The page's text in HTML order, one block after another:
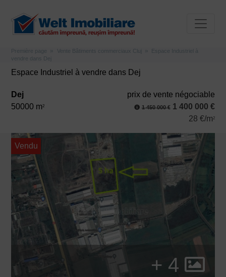
Première page Vente Bâtiments commerciaux Cluj
Espace Industriel à
vendre dans Dej
Espace Industriel à vendre dans Dej
Dej
50000 m2
prix ​​de vente négociable
1 450 000 €1 400 000 €
28 €/m2
+ 4
Vendu